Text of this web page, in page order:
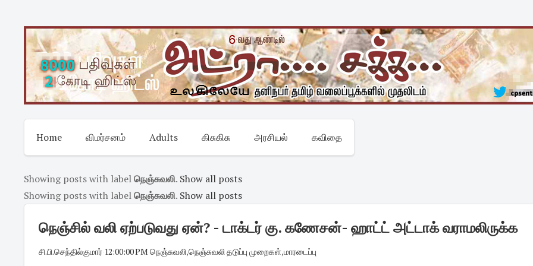
content
Home விமர்சனம் Adults கிசுகிசு அரசியல் கவிதை
Showing posts with labelநெஞ்சுவலி. Show all posts
Showing posts with labelநெஞ்சுவலி. Show all posts
நெஞ்சில் வலி ஏற்படுவது ஏன்? - டாக்டர் கு. கணேசன்- ஹாட்ட் அட்டாக் வராமலிருக்க
சி.பி.செந்தில்குமார் 12:00:00 PM ·நெஞ்சுவலி,நெஞ்சுவலி தடுப்பு முறைகள்,மாரடைப்பு